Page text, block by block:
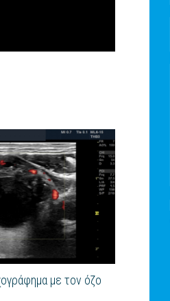
με τον όζο